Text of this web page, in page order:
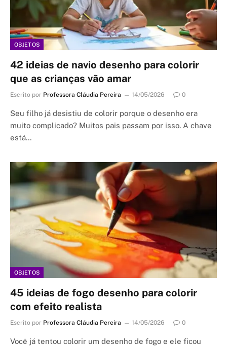
OBJETOS
42 ideias de navio desenho para colorir
que as crianças vão amar
Escrito por Professora Cláudia Pereira 14/05/2026 0
Seu filho já desistiu de colorir porque o desenho era
muito complicado? Muitos pais passam por isso. A chave
está…
OBJETOS
45 ideias de fogo desenho para colorir
com efeito realista
Escrito por Professora Cláudia Pereira 14/05/2026 0
Você já tentou colorir um desenho de fogo e ele ficou